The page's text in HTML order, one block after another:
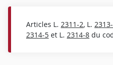
Articles L. 2311-2, L.
2314-5 et L. 2314-8 du